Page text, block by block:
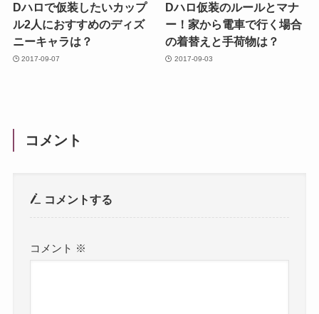
Dハロで仮装したいカップ
ル2人におすすめのディズ
ニーキャラは？
2017-09-07
Dハロ仮装のルールとマナ
ー！家から電車で行く場合
の着替えと手荷物は？
2017-09-03
コメント
コメントする
コメント ※